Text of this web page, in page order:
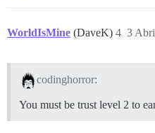
WorldIsMine (DaveK) 3
4
codinghorror:
You must be trust level 2 to